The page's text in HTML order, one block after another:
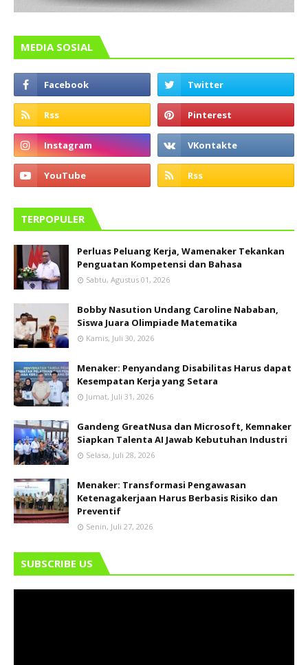
MEDIA SOSIAL
TERPOPULER
Perluas Peluang Kerja, Wamenaker Tekankan
Penguatan Kompetensi dan Bahasa
Sabtu, Agustus 01, 2026
Bobby Nasution Undang Caroline Nababan,
Siswa Juara Olimpiade Matematika
Kamis, Juli 30, 2026
Menaker: Penyandang Disabilitas Harus dapat
Kesempatan Kerja yang Setara
Jumat, Juli 31, 2026
Gandeng GreatNusa dan Microsoft, Kemnaker
Siapkan Talenta AI Jawab Kebutuhan Industri
Selasa, Juli 28, 2026
Menaker: Transformasi Pengawasan
Ketenagakerjaan Harus Berbasis Risiko dan
Preventif
Senin, Juli 27, 2026
SUBSCRIBE US